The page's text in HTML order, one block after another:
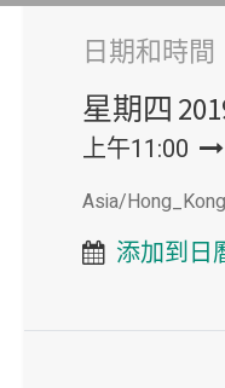
日期和時間
星期四
上午11:00
Asia/Hong_Kong
添加到日